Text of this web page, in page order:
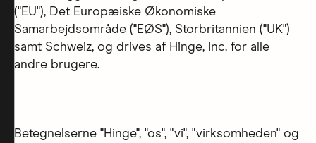
("EU"), Det Europæiske Økonomiske
Samarbejdsområde ("EØS"), Storbritannien ("UK")
samt Schweiz, og drives af Hinge, Inc. for alle
andre brugere.
Betegnelserne "Hinge", "os", "vi", "virksomheden" og